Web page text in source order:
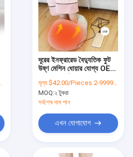
দূরের ইনফ্রারেড বৈদ্যুতিক ফুট
উষ্ণ মেশিন ধোয়ার যোগ্য OEM
মূল্য:$42.00/Pieces 2-9999 Pieces
MOQ:২ টুকরা
সর্বশেষ দাম পান
এখন যোগাযোগ